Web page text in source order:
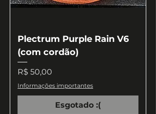
Plectrum Purple Rain V6
(com cordão)
Preço
R$ 50,00
Informações importantes
Esgotado :(